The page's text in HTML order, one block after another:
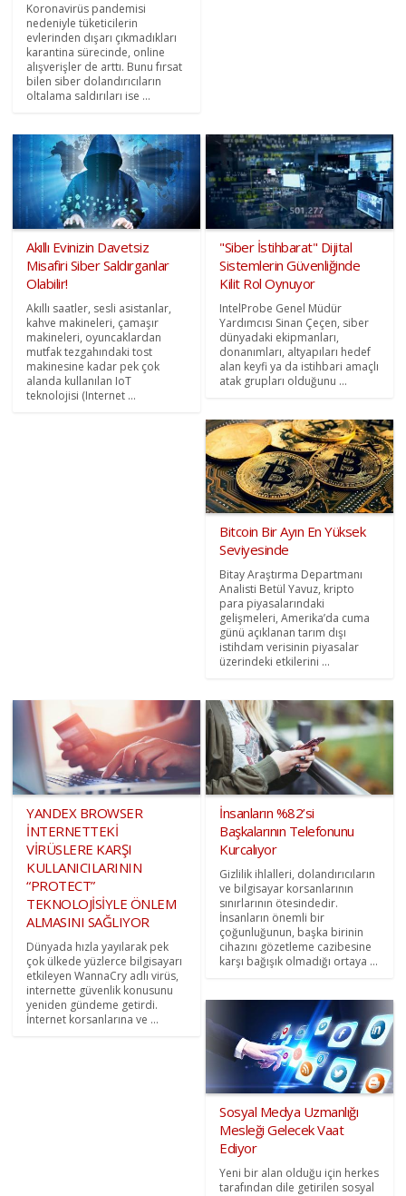
Koronavirüs pandemisi
nedeniyle tüketicilerin
evlerinden dışarı çıkmadıkları
karantina sürecinde, online
alışverişler de arttı. Bunu fırsat
bilen siber dolandırıcıların
oltalama saldırıları ise ...
Akıllı Evinizin Davetsiz
Misafiri Siber Saldırganlar
Olabilir!
Akıllı saatler, sesli asistanlar,
kahve makineleri, çamaşır
makineleri, oyuncaklardan
mutfak tezgahındaki tost
makinesine kadar pek çok
alanda kullanılan IoT
teknolojisi (Internet ...
"Siber İstihbarat" Dijital
Sistemlerin Güvenliğinde
Kilit Rol Oynuyor
IntelProbe Genel Müdür
Yardımcısı Sinan Çeçen, siber
dünyadaki ekipmanları,
donanımları, altyapıları hedef
alan keyfi ya da istihbari amaçlı
atak grupları olduğunu ...
Bitcoin Bir Ayın En Yüksek
Seviyesinde
Bitay Araştırma Departmanı
Analisti Betül Yavuz, kripto
para piyasalarındaki
gelişmeleri, Amerika’da cuma
günü açıklanan tarım dışı
istihdam verisinin piyasalar
üzerindeki etkilerini ...
YANDEX BROWSER
İNTERNETTEKİ
VİRÜSLERE KARŞI
KULLANICILARININ
“PROTECT”
TEKNOLOJİSİYLE ÖNLEM
ALMASINI SAĞLIYOR
Dünyada hızla yayılarak pek
çok ülkede yüzlerce bilgisayarı
etkileyen WannaCry adlı virüs,
internette güvenlik konusunu
yeniden gündeme getirdi.
İnternet korsanlarına ve ...
İnsanların %82’si
Başkalarının Telefonunu
Kurcalıyor
Gizlilik ihlalleri, dolandırıcıların
ve bilgisayar korsanlarının
sınırlarının ötesindedir.
İnsanların önemli bir
çoğunluğunun, başka birinin
cihazını gözetleme cazibesine
karşı bağışık olmadığı ortaya ...
Sosyal Medya Uzmanlığı
Mesleği Gelecek Vaat
Ediyor
Yeni bir alan olduğu için herkes
tarafından dile getirilen sosyal